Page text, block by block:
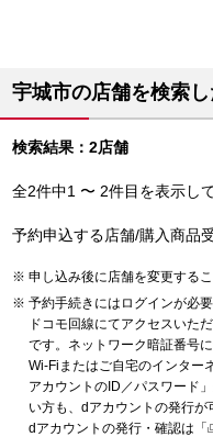
宇城市の店舗を検索
検索結果：2店舗
全2件中1 〜 2件目を表示し
予約申込する店舗/購入商品
申し込み後に店舗を変更するこ
予約手続きにはログインが必要
ドコモ回線にてアクセスいた
です。ネットワーク暗証番号
Wi-Fiまたはご自宅のインター
アカウントのID／パスワード
い方も、dアカウントの発行が
dアカウントの発行・確認は「